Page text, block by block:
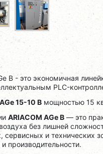
B - это экономичная
PLC-
15-10 B мощностью 15
ARIACOM AGe B — это
без лишней
сервисных и технических
производительности.